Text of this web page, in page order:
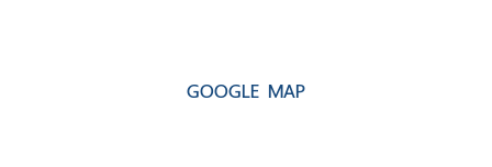
GOOGLE MAP